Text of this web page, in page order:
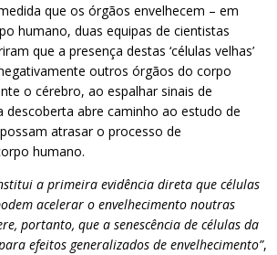
que os órgãos envelhecem – em
humano, duas equipas de cientistas
que a presença destas ‘células velhas’
outros órgãos do corpo
o cérebro, ao espalhar sinais de
descoberta abre caminho ao estudo de
atrasar o processo de
humano.
a primeira evidência direta que células
acelerar o envelhecimento noutras
portanto, que a senescência de células da
efeitos generalizados de envelhecimento”,